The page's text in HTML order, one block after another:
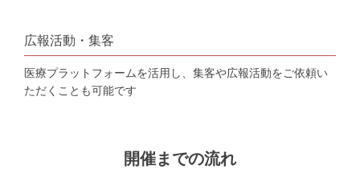
広報活動・集客
医療プラットフォームを活用し、集客や広報活動をご依頼い
ただくことも可能です
開催までの流れ